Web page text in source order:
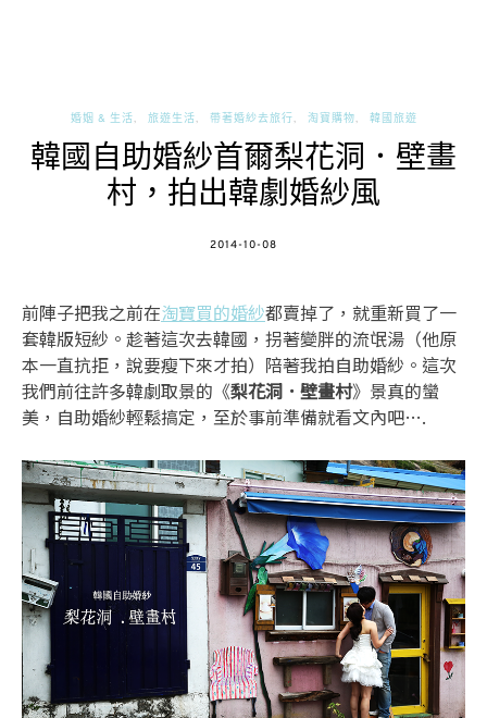
婚姻 & 生活 旅遊生活 帶著婚紗去旅行 淘寶購物 韓國旅遊
韓國自助婚紗首爾梨花洞．壁畫
村，拍出韓劇婚紗風
POSTED
2014-10-08
前陣子把我之前在淘寶買的婚紗都賣掉了，就重新買了一
套韓版短紗。趁著這次去韓國，拐著變胖的流氓湯（他原
本一直抗拒，說要瘦下來才拍）陪著我拍自助婚紗。這次
我們前往許多韓劇取景的《梨花洞．壁畫村》景真的蠻
美，自助婚紗輕鬆搞定，至於事前準備就看文內吧….